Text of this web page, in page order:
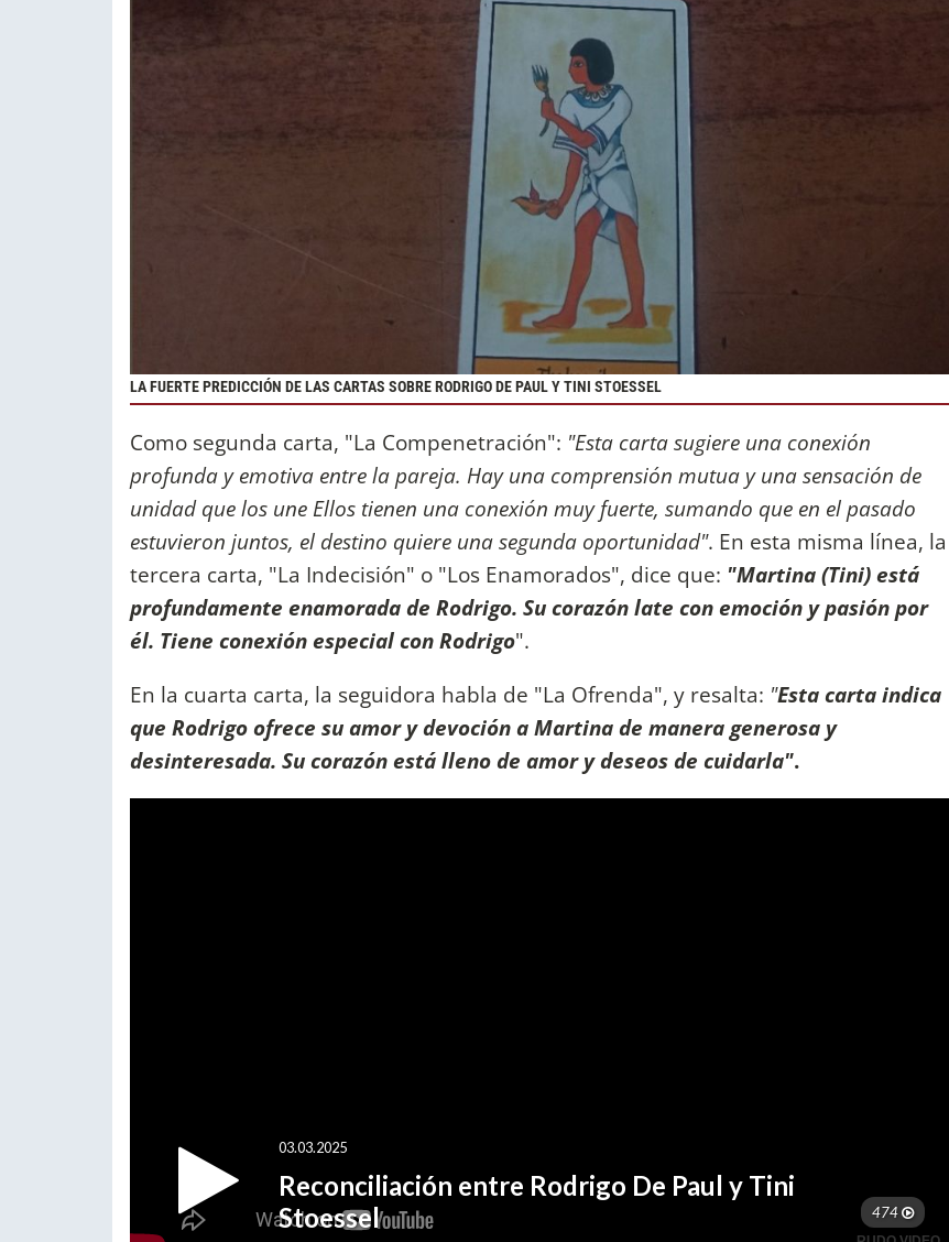
LA FUERTE PREDICCIÓN DE LAS CARTAS SOBRE RODRIGO DE PAUL Y TINI STOESSEL
Como segunda carta, "La Compenetración": "Esta carta sugiere una conexión
profunda y emotiva entre la pareja. Hay una comprensión mutua y una sensación de
unidad que los une Ellos tienen una conexión muy fuerte, sumando que en el pasado
estuvieron juntos, el destino quiere una segunda oportunidad". En esta misma línea, la
tercera carta, "La Indecisión" o "Los Enamorados", dice que: "Martina (Tini) está
profundamente enamorada de Rodrigo. Su corazón late con emoción y pasión por
él. Tiene conexión especial con Rodrigo".
En la cuarta carta, la seguidora habla de "La Ofrenda", y resalta: "Esta carta indica
que Rodrigo ofrece su amor y devoción a Martina de manera generosa y
desinteresada. Su corazón está lleno de amor y deseos de cuidarla".